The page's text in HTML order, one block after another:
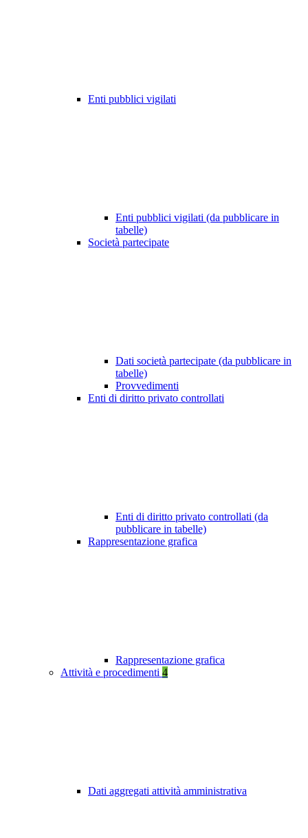
Enti pubblici vigilati
Enti pubblici vigilati (da pubblicare in
tabelle)
Società partecipate
Dati società partecipate (da pubblicare in
tabelle)
Provvedimenti
Enti di diritto privato controllati
Enti di diritto privato controllati (da
pubblicare in tabelle)
Rappresentazione grafica
Rappresentazione grafica
Attività e procedimenti 4
Dati aggregati attività amministrativa